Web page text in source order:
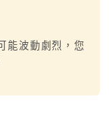
能波動劇烈，您